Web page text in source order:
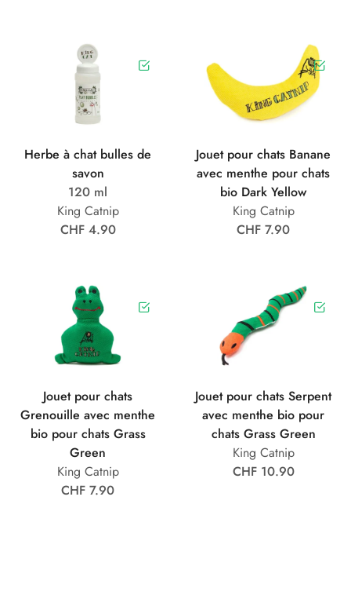
Herbe à chat bulles de
savon
120 ml
King Catnip
CHF 4.90
Jouet pour chats Banane
avec menthe pour chats
bio Dark Yellow
King Catnip
CHF 7.90
Jouet pour chats
Grenouille avec menthe
bio pour chats Grass
Green
King Catnip
CHF 7.90
Jouet pour chats Serpent
avec menthe bio pour
chats Grass Green
King Catnip
CHF 10.90